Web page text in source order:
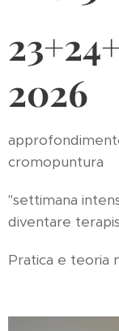
2026
cromopuntura
"settimana
diventare
Pratica e teoria